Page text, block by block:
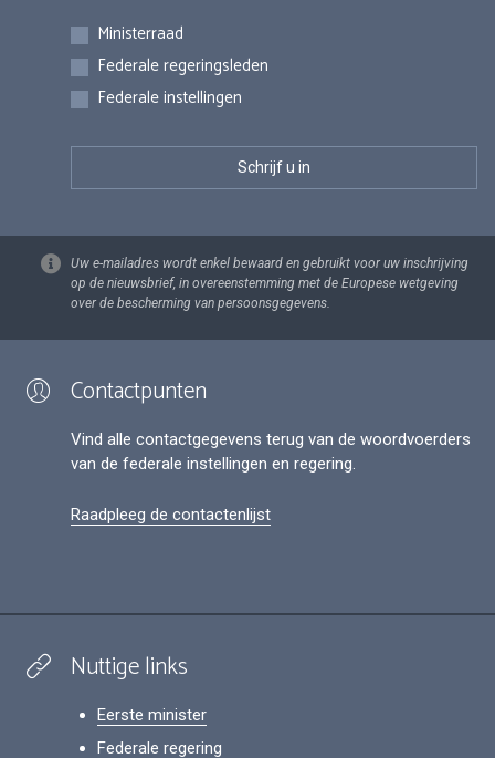
Inschrijvingen
Ministerraad
Federale regeringsleden
Federale instellingen
Uw e-mailadres wordt enkel bewaard en gebruikt voor uw inschrijving
op de nieuwsbrief, in overeenstemming met de Europese wetgeving
over de bescherming van persoonsgegevens.
Contactpunten
Vind alle contactgegevens terug van de woordvoerders
van de federale instellingen en regering.
Raadpleeg de contactenlijst
Nuttige links
Eerste minister
Federale regering